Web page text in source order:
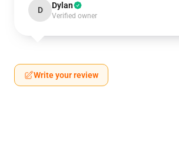
D Dylan
Verified owner
Write your review